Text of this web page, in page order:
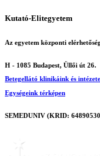
Kutató-Elitegyetem
Az egyetem központi
H - 1085 Budapest, Üllői út 26.
Betegellátó klinikáink és
Egységeink térképen
SEMEDUNIV (KRID: